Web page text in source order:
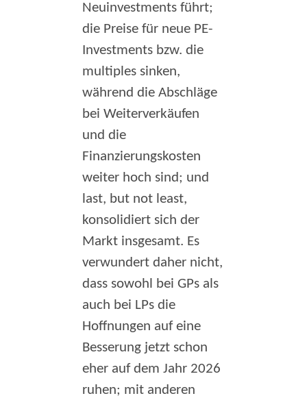
Neuinvestments führt;
die Preise für neue PE-
Investments bzw. die
multiples sinken,
während die Abschläge
bei Weiterverkäufen
und die
Finanzierungskosten
weiter hoch sind; und
last, but not least,
konsolidiert sich der
Markt insgesamt. Es
verwundert daher nicht,
dass sowohl bei GPs als
auch bei LPs die
Hoffnungen auf eine
Besserung jetzt schon
eher auf dem Jahr 2026
ruhen; mit anderen